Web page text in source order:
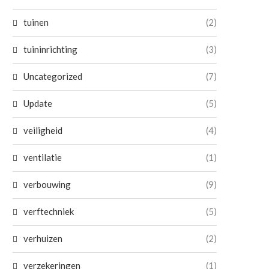
tuinen (2)
tuininrichting (3)
Uncategorized (7)
Update (5)
veiligheid (4)
ventilatie (1)
verbouwing (9)
verftechniek (5)
verhuizen (2)
verzekeringen (1)